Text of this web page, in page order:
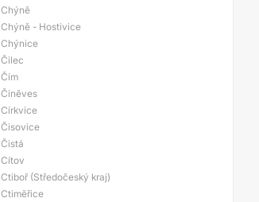
Chýně
Chýně - Hostivice
Chýnice
Čilec
Čím
Činěves
Církvice
Čisovice
Čistá
Cítov
Ctiboř (Středočeský kraj)
Ctiměřice